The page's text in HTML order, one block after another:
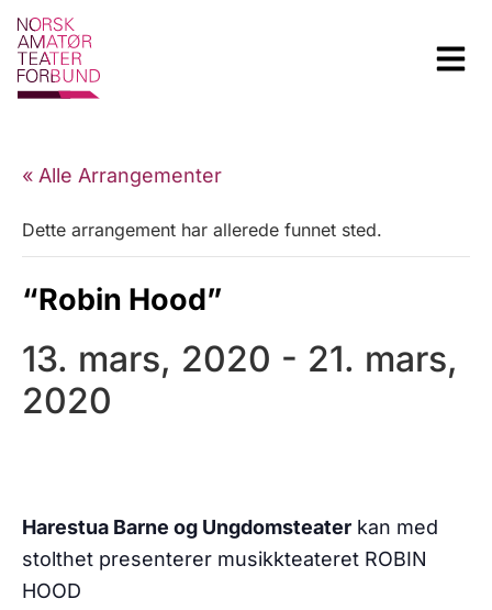
« Alle Arrangementer
Dette arrangement har allerede funnet sted.
“Robin Hood”
13. mars, 2020 - 21. mars,
2020
Harestua Barne og Ungdomsteater kan med
stolthet presenterer musikkteateret ROBIN
HOOD